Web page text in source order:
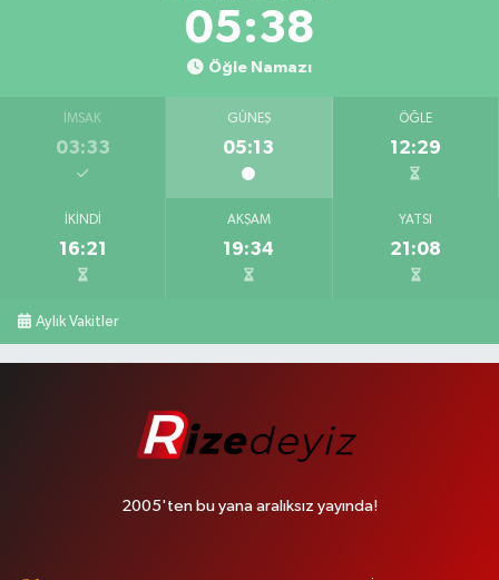
05:37
Öğle Namazı
İMSAK
03:33
GÜNEŞ
05:13
ÖĞLE
12:29
İKINDI
16:21
AKŞAM
19:34
YATSI
21:08
Aylık Vakitler
2005'ten bu yana aralıksız yayında!